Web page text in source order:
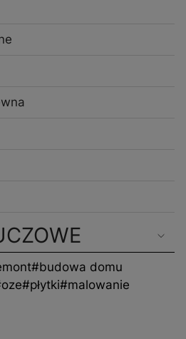
#budowa domu
#płytki#malowanie